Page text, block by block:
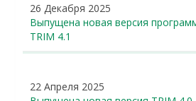
26 Декабря 2025
Выпущена новая версия
TRIM 4.1
22 Апреля 2025